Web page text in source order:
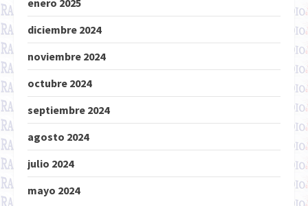
enero 2025
diciembre 2024
noviembre 2024
octubre 2024
septiembre 2024
agosto 2024
julio 2024
mayo 2024